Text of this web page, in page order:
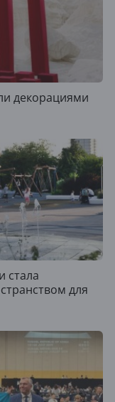
декорациями
стала
для